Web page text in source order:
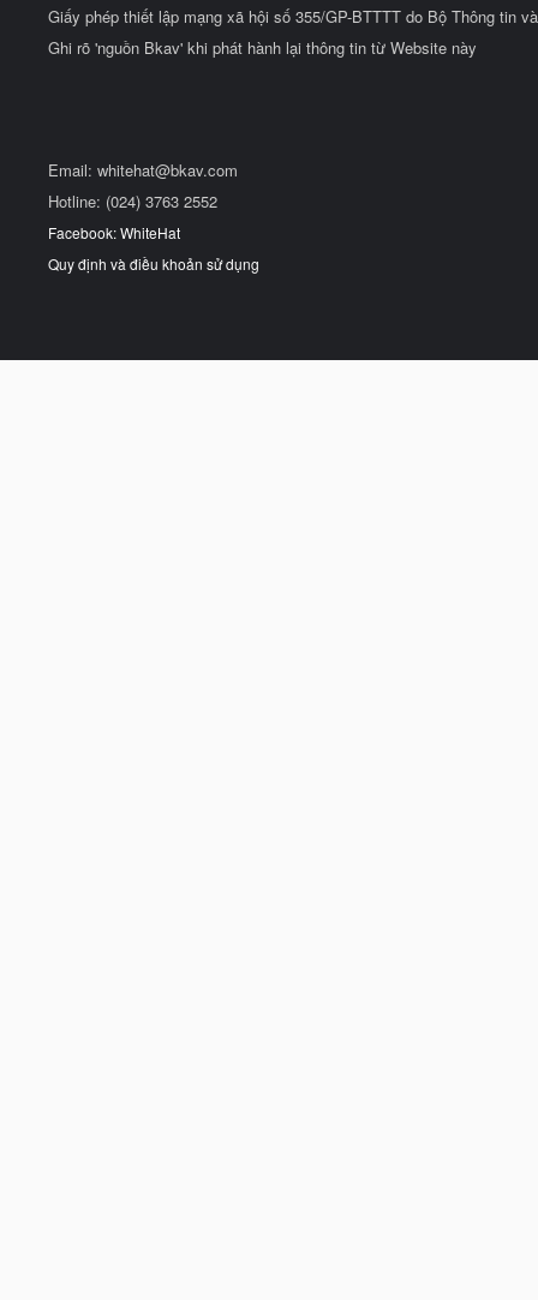
Giấy phép thiết lập mạng xã hội số 355/GP-BTTTT do Bộ Thông tin
Ghi rõ 'nguồn Bkav' khi phát hành lại thông tin từ Website này
Email: whitehat@bkav.com
Hotline: (024) 3763 2552
Facebook: WhiteHat
Quy định và điều khoản sử dụng